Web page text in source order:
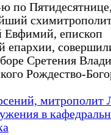
по
епископ
епархии,
Сретения
Рождество-
митрополит
в